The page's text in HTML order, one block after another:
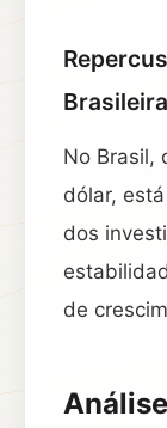
Brasileira
No Brasil,
dólar,
dos
de